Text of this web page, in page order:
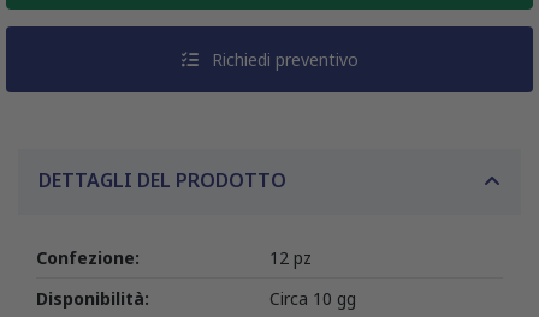
Richiedi preventivo
DETTAGLI DEL PRODOTTO
Confezione:
12 pz
Disponibilità:
Circa 10 gg